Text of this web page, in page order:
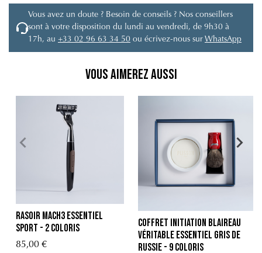
Vous avez un doute ? Besoin de conseils ? Nos conseillers
sont à votre disposition du lundi au vendredi, de 9h30 à
17h, au +33 02 96 63 34 50 ou écrivez-nous sur WhatsApp
Vous aimerez aussi
Rasoir Mach3 Essentiel
Sport - 2 coloris
85,00 €
Coffret Initiation Blaireau
Véritable Essentiel Gris de
Russie - 9 Coloris